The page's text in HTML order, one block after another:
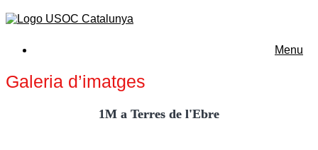
Menu
Galeria d’imatges
1M a Terres de l'Ebre